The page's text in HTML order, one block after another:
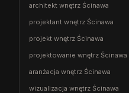
architekt wnętrz Ścinawa
projektant wnętrz Ścinawa
projekt wnętrz Ścinawa
projektowanie wnętrz Ścinawa
aranżacja wnętrz Ścinawa
wizualizacja wnętrz Ścinawa